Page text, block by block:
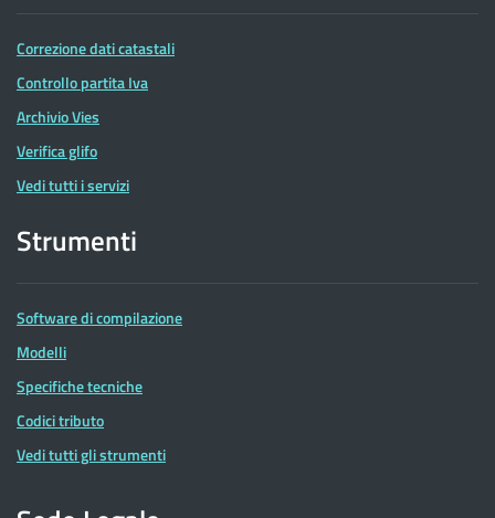
Correzione dati catastali
Controllo partita Iva
Archivio Vies
Verifica glifo
Vedi tutti i servizi
Strumenti
Software di compilazione
Modelli
Specifiche tecniche
Codici tributo
Vedi tutti gli strumenti